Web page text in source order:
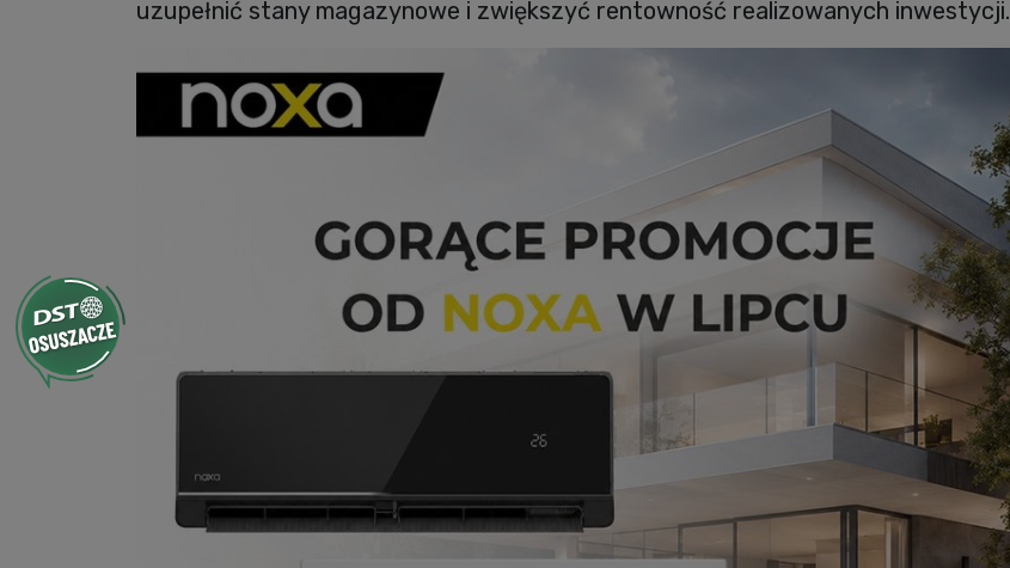
uzupełnić stany magazynowe i zwiększyć rentowność realizowanych inwestycji.